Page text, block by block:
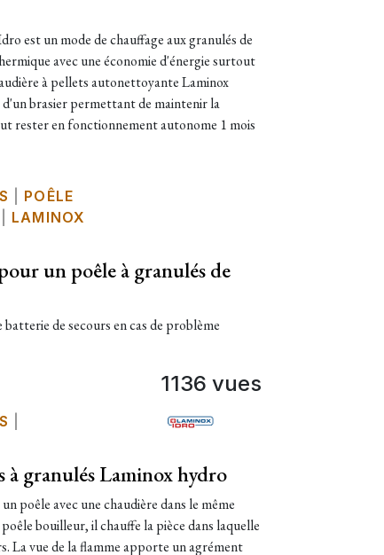
est un mode de chauffage aux granulés de
avec une économie d'énergie surtout
à pellets autonettoyante Laminox
brasier permettant de maintenir la
rester en fonctionnement autonome 1 mois
POÊLE
LAMINOX
un poêle à granulés de
de secours en cas de problème
1136 vues
à granulés Laminox hydro
poêle avec une chaudière dans le même
bouilleur, il chauffe la pièce dans laquelle
La vue de la flamme apporte un agrément